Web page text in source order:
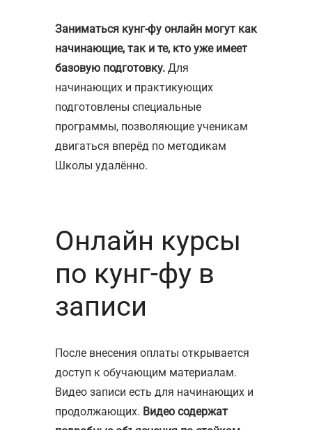
Заниматься кунг-фу онлайн могут как
начинающие, так и те, кто уже имеет
базовую подготовку. Для
начинающих и практикующих
подготовлены специальные
программы, позволяющие ученикам
двигаться вперёд по методикам
Школы удалённо.
Онлайн курсы
по кунг-фу в
записи
После внесения оплаты открывается
доступ к обучающим материалам.
Видео записи есть для начинающих и
продолжающих. Видео содержат